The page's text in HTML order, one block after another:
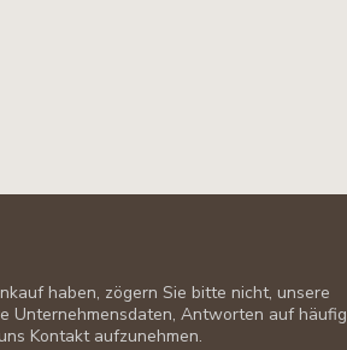
haben, zögern Sie bitte nicht, unsere
Unternehmensdaten, Antworten auf häufig
Kontakt aufzunehmen.